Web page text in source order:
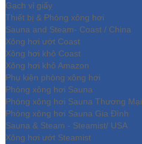
Gạch vỉ giấy
Thiết bị & Phòng xông hơi
Sauna and Steam- Coast / China
Xông hơi ướt Coast
Xông hơi khô Coast
Xông hơi khô Amazon
Phụ kiện phòng xông hơi
Phòng xông hơi Sauna
Phòng xông hơi Sauna Thương Mại
Phòng xông hơi Sauna Gia Đình
Sauna & Steam - Steamist/ USA
Xông hơi ướt Steamist